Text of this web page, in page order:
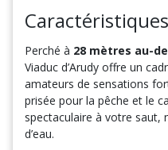
Perché à 28 mètres au-
Viaduc d’Arudy offre un
amateurs de sensations
prisée pour la pêche et le
spectaculaire à votre
d’eau.